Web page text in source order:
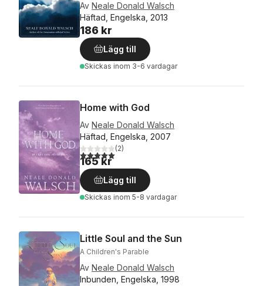
Av Neale Donald Walsch
Häftad, Engelska, 2013
186 kr
Lägg till
Skickas inom 3-6 vardagar
Home with God
Av Neale Donald Walsch
Häftad, Engelska, 2007
5,0utav 5 stjärnor. Totalt antal röster:
(2)
165 kr
Lägg till
Skickas inom 5-8 vardagar
Little Soul and the Sun
A Children's Parable
Av Neale Donald Walsch
Inbunden, Engelska, 1998